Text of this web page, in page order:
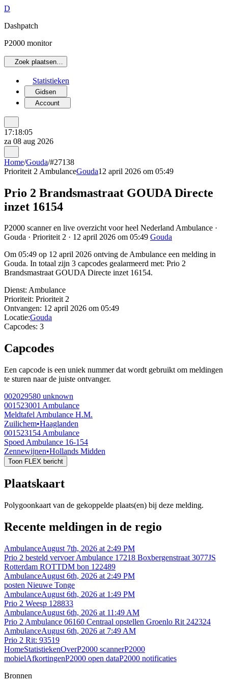
D
Dashpatch
P2000 monitor
Zoek plaatsen…
Statistieken
Gidsen
Account
17:18:05
za 08 aug 2026
Home/Gouda/#27138
Prioriteit 2 AmbulanceGouda12 april 2026 om 05:49
Prio 2 Brandsmastraat GOUDA Directe
inzet 16154
P2000 scanner en live overzicht voor heel Nederland Ambulance ·
Gouda · Prioriteit 2 · 12 april 2026 om 05:49 Gouda
Om 05:49 op 12 april 2026 ontving de Ambulance een melding in
Gouda. In totaal zijn 3 capcodes gealarmeerd met: Prio 2
Brandsmastraat GOUDA Directe inzet 16154.
Dienst: Ambulance
Prioriteit: Prioriteit 2
Ontvangen: 12 april 2026 om 05:49
Locatie:Gouda
Capcodes: 3
Capcodes
Een capcode is een uniek nummer dat wordt gebruikt om meldingen
te sturen naar de juiste ontvanger.
002029580 unknown
001523001 Ambulance
Meldtafel Ambulance H.M.
Zuilichem•Haaglanden
001523154 Ambulance
Spoed Ambulance 16-154
Zennewijnen•Hollands Midden
Toon FLEX bericht
Plaatskaart
Polygoonkaart van de gekoppelde plaats(en) bij deze melding.
Recente meldingen in de regio
AmbulanceAugust 7th, 2026 at 2:49 PM
Prio 2 besteld vervoer Ambulance 17218 Boxbergenstraat 3077JS
Rotterdam ROTTDM bon 122489
AmbulanceAugust 6th, 2026 at 2:49 PM
posten Nieuwe Tonge
AmbulanceAugust 6th, 2026 at 1:49 PM
Prio 2 Weesp 128833
AmbulanceAugust 6th, 2026 at 11:49 AM
Prio 2 Ambulance 06160 Centraal opstellen Groenlo Rit 242324
AmbulanceAugust 6th, 2026 at 7:49 AM
Prio 2 Rit: 93519
HomeStatistiekenOverP2000 scannerP2000
mobielAfkortingenP2000 open dataP2000 notificaties
Bronnen